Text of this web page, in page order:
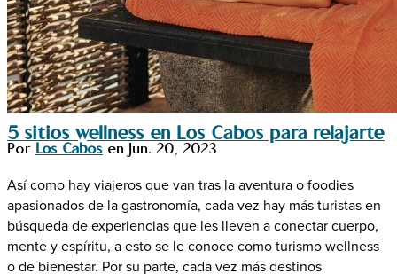
5 sitios wellness en Los Cabos para relajarte
Por Los Cabos en Jun. 20, 2023
Así como hay viajeros que van tras la aventura o foodies
apasionados de la gastronomía, cada vez hay más turistas en
búsqueda de experiencias que les lleven a conectar cuerpo,
mente y espíritu, a esto se le conoce como turismo wellness
o de bienestar. Por su parte, cada vez más destinos